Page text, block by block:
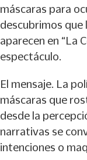
máscaras para
descubrimos que
aparecen en “La
espectáculo.
El mensaje. La
máscaras que
desde la
narrativas se
intenciones o